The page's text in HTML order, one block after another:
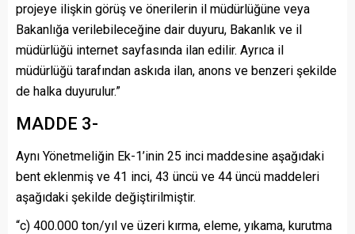
projeye ilişkin görüş ve önerilerin il müdürlüğüne veya
Bakanlığa verilebileceğine dair duyuru, Bakanlık ve il
müdürlüğü internet sayfasında ilan edilir. Ayrıca il
müdürlüğü tarafından askıda ilan, anons ve benzeri şekilde
de halka duyurulur.”
MADDE 3-
Aynı Yönetmeliğin Ek-1’inin 25 inci maddesine aşağıdaki
bent eklenmiş ve 41 inci, 43 üncü ve 44 üncü maddeleri
aşağıdaki şekilde değiştirilmiştir.
“c) 400.000 ton/yıl ve üzeri kırma, eleme, yıkama, kurutma